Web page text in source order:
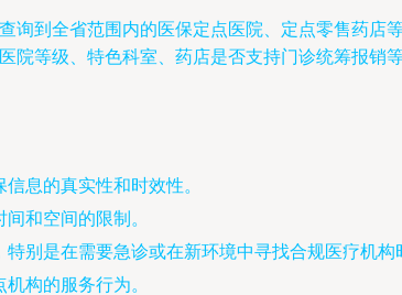
询到全省范围内的医保定点医院、定点零售药店
院等级、特色科室、药店是否支持门诊统筹报销
息的真实性和时效性。
和空间的限制。
别是在需要急诊或在新环境中寻找合规医疗机构
构的服务行为。